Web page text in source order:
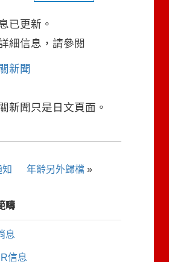
已更新。
細信息，請參閱
新聞
新聞只是日文頁面。
年齡另外歸檔 »
疇
息
IR信息